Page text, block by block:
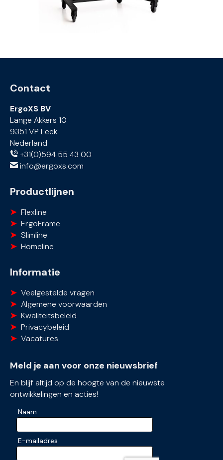
Contact
ErgoXS BV
Lange Akkers 10
9351 VP Leek
Nederland
+31(0)594 55 43 00
info@ergoxs.com
Productlijnen
Flexline
ErgoFrame
Slimline
Homeline
Informatie
Veelgestelde vragen
Algemene voorwaarden
Kwaliteitsbeleid
Privacybeleid
Vacatures
Meld je aan voor onze nieuwsbrief
En blijf altijd op de hoogte van de nieuwste
ontwikkelingen en acties!